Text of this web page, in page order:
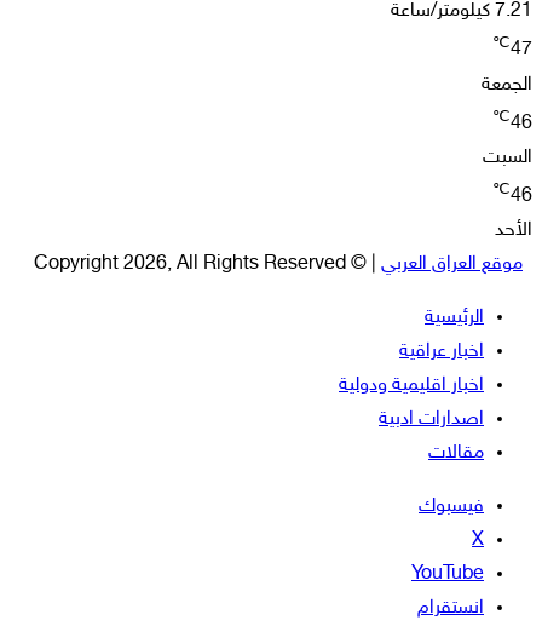
7.21 كيلومتر/ساعة
47
℃
الجمعة
46
℃
السبت
46
℃
الأحد
موقع العراق العربي | © Copyright 2026, All Rights Reserved
الرئيسية
اخبار عراقية
اخبار اقليمية ودولية
اصدارات ادبية
مقالات
فيسبوك
‫X
‫YouTube
انستقرام